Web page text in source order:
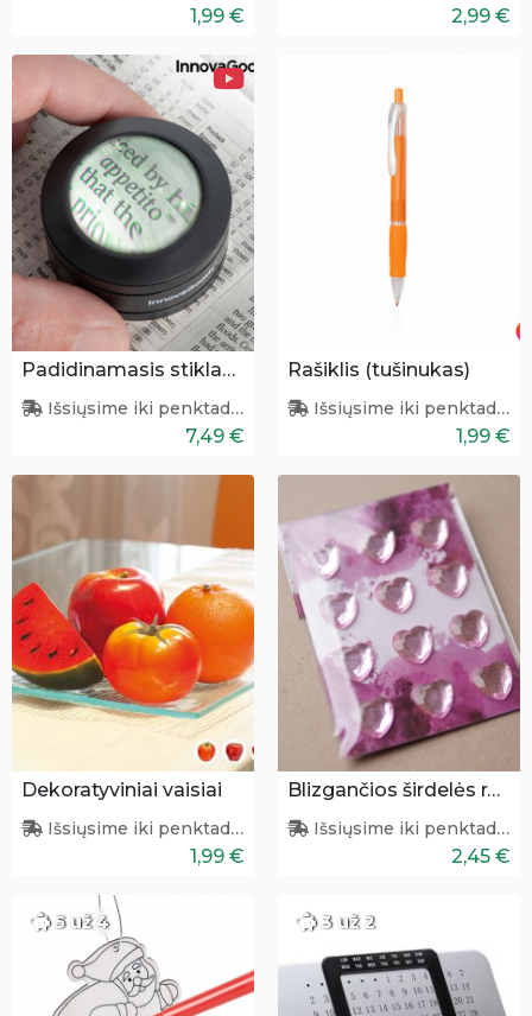
1,99 € 2,99 €
Padidinamasis stiklas su apšvietimu
Išsiųsime iki penktadienio
7,49 €
Rašiklis (tušinukas)
Išsiųsime iki penktadienio
1,99 €
Dekoratyviniai vaisiai
Išsiųsime iki penktadienio
1,99 €
Blizgančios širdelės rankdarbiams
Išsiųsime iki penktadienio
2,45 €
5 už 4 3 už 2